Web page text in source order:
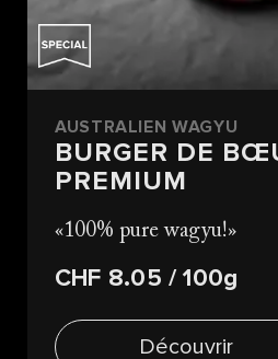
AUSTRALIEN WAGYU
BURGER DE
PREMIUM
100% pure wagyu!
CHF 8.05 / 100g
Découvrir